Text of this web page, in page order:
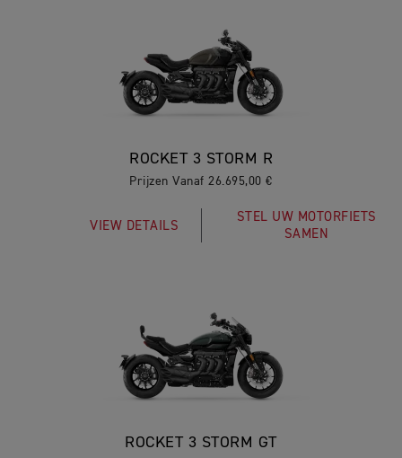
ROCKET 3 STORM R
Prijzen Vanaf 26.695,00 €
VIEW DETAILS
STEL UW MOTORFIETS
SAMEN
ROCKET 3 STORM GT